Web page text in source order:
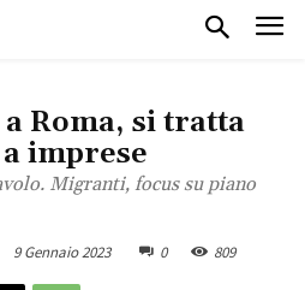
Roma, si tratta
imprese
Migranti, focus su piano
9 Gennaio 2023 0 809